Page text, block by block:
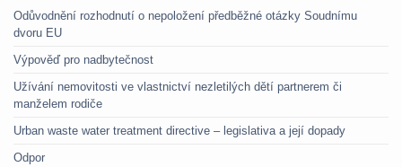
Odůvodnění rozhodnutí o nepoložení předběžné otázky Soudnímu
dvoru EU
Výpověď pro nadbytečnost
Užívání nemovitosti ve vlastnictví nezletilých dětí partnerem či
manželem rodiče
Urban waste water treatment directive – legislativa a její dopady
Odpor